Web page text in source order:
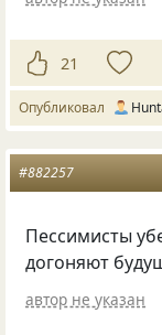
21
Опубликовал
#882257
Пессимисты
догоняют
автор не указан